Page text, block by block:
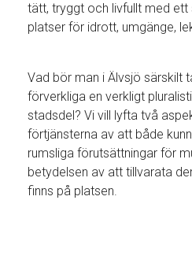
tätt, tryggt och livfullt med
platser för idrott, umgänge,
Vad bör man i Älvsjö särskilt
förverkliga en verkligt
stadsdel? Vi vill lyfta två
förtjänsterna av att både
rumsliga förutsättningar för
betydelsen av att tillvarata
finns på platsen.